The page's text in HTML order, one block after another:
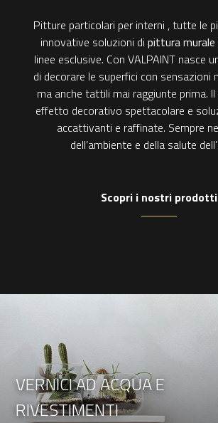
Pitture particolari per interni , tutte le
innovative soluzioni dipittura
linee esclusive. Con VALPAINT nasce
di decorare le superfici con sensazioni
ma anche tattili mai raggiunte prima.
effetto decorativo spettacolare e
accattivanti e raffinate. Sempre
dell’ambiente e della salute
Scopri i nostri prodotti
VERNICI AD ACQUA E
RIVESTIMENTI